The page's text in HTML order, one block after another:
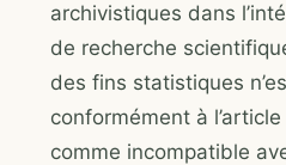
archivistiques dans
de recherche
des fins statistiques
conformément à
comme incompatible